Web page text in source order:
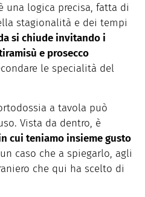
una logica precisa, fatta di
stagionalità e dei tempi
si chiude invitando i
e prosecco
le specialità del
a tavola può
Vista da dentro, è
cui teniamo insieme gusto
caso che a spiegarlo, agli
che qui ha scelto di